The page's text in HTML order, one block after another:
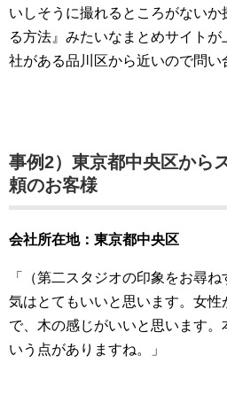
いしそうに撮れるところがない
る方法』みたいなまとめサイト
社がある品川区から近いので問い
事例2） 東京都中央区から
頼のお客様
会社所在地：東京都中央区
「（第二スタジオの印象をお尋
気はとてもいいと思います。女性
で、木の感じがいいと思います。
いう点がありますね。」